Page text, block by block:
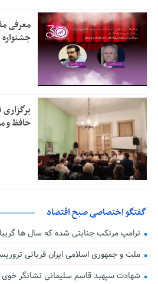
معرفی
حافظ و
گفتگو اختصاصی صبح اقتصاد
ترامپ مرتکب جنایتی شده که سال ها
ملت و جمهوری اسلامی ایران قربانی
شهادت سپهبد قاسم سلیمانی نشانگر